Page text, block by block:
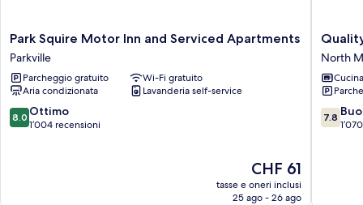
Park
Squire
Motor
Inn
and
Serviced
Apartments
Park Squire Motor Inn and Serviced Apartments
Parkville
Parcheggio gratuito
Wi-Fi gratuito
Aria condizionata
Lavanderia self-service
8.0
su
8.0 Ottimo
1’004 recensioni
Il
prezzo
attuale
CHF 61
tasse e oneri inclusi
25 ago - 26 ago
Quality
North
North
North
Cucina
7.8
su
7.8